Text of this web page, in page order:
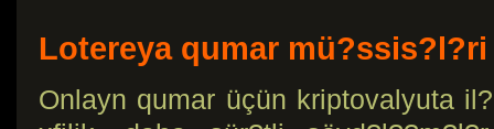
Lotereya qumar
Onlayn qumar üçün kriptovalyuta